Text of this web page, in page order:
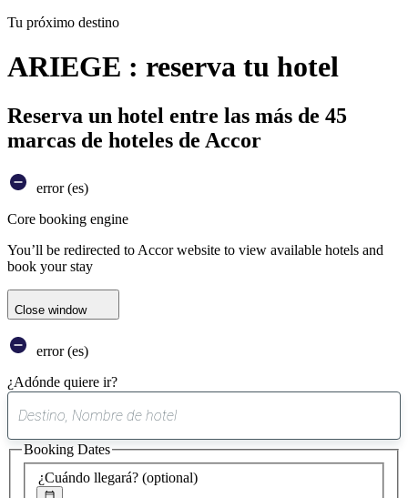
Tu próximo destino
ARIEGE : reserva tu hotel
Reserva un hotel entre las más de 45
marcas de hoteles de Accor
error (es)
Core booking engine
You’ll be redirected to Accor website to view available hotels and
book your stay
Close window
error (es)
¿Adónde quiere ir?
sugerencia
encontrada
¿Cuándo llegará? (optional)
Booking Dates